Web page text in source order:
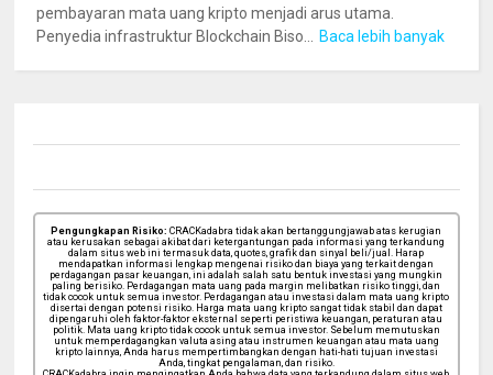
pembayaran mata uang kripto menjadi arus utama.
Penyedia infrastruktur Blockchain Biso...
Baca lebih banyak
Pengungkapan Risiko: CRACKadabra tidak akan bertanggungjawab atas kerugian
atau kerusakan sebagai akibat dari ketergantungan pada informasi yang terkandung
dalam situs web ini termasuk data, quotes, grafik dan sinyal beli/jual. Harap
mendapatkan informasi lengkap mengenai risiko dan biaya yang terkait dengan
perdagangan pasar keuangan, ini adalah salah satu bentuk investasi yang mungkin
paling berisiko. Perdagangan mata uang pada margin melibatkan risiko tinggi, dan
tidak cocok untuk semua investor. Perdagangan atau investasi dalam mata uang kripto
disertai dengan potensi risiko. Harga mata uang kripto sangat tidak stabil dan dapat
dipengaruhi oleh faktor-faktor eksternal seperti peristiwa keuangan, peraturan atau
politik. Mata uang kripto tidak cocok untuk semua investor. Sebelum memutuskan
untuk memperdagangkan valuta asing atau instrumen keuangan atau mata uang
kripto lainnya, Anda harus mempertimbangkan dengan hati-hati tujuan investasi
Anda, tingkat pengalaman, dan risiko.